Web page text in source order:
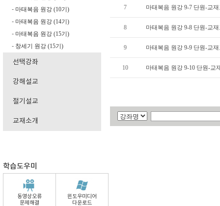
- 마태복음 원강 (10기)
- 마태복음 원강 (14기)
- 마태복음 원강 (15기)
- 창세기 원강 (15기)
선택강좌
강해설교
절기설교
교재소개
학습도우미
동영상오류
문제해결
윈도우미디어
다운로드
7 마태복음 원강 9-7 단원-교
8 마태복음 원강 9-8 단원-교
9 마태복음 원강 9-9 단원-교
10 마태복음 원강 9-10 단원-교